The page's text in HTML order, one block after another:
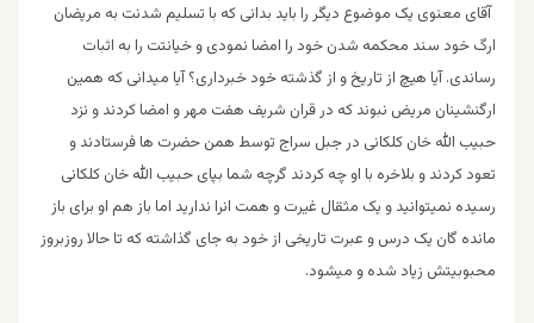
آقای معنوی یک موضوع دیگر را باید بدانی که با تسلیم شدنت به مریضان
ارگ خود سند محکمه شدن خود را امضا نمودی و خیانتت را به اثبات
رساندی. آیا هیچ از تاریخ و از گذشته خود خبرداری؟ آیا میدانی که همین
ارگنشینان مریض نبوند که در قران شریف هفت مهر و امضا کردند و نزد
حبیب الله خان کلکانی در جبل سراج توسط همن حضرت ها فرستادند و
تعود کردند و بلاخره با او چه کردند گرچه شما بپای حبیب الله خان کلکانی
رسیده نمیتوانید و یک مثقال غیرت و همت انرا ندارید اما باز هم او برای باز
مانده گان یک درس و عبرت تاریخی از خود به جای گذاشته که تا حالا روزبروز
محبوبیتش زیاد شده و میشود.